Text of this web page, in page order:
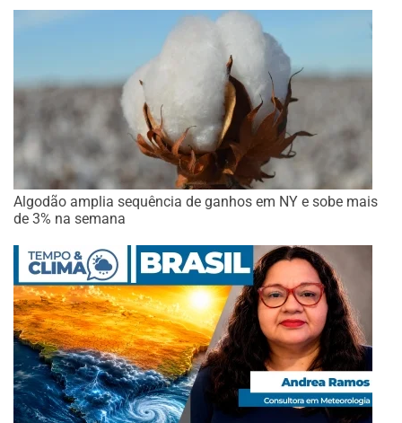
Algodão amplia sequência de ganhos em NY e sobe mais
de 3% na semana